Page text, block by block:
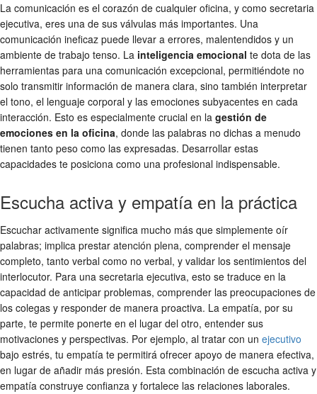
La comunicación es el corazón de cualquier oficina, y como secretaria
ejecutiva, eres una de sus válvulas más importantes. Una
comunicación ineficaz puede llevar a errores, malentendidos y un
ambiente de trabajo tenso. La inteligencia emocional te dota de las
herramientas para una comunicación excepcional, permitiéndote no
solo transmitir información de manera clara, sino también interpretar
el tono, el lenguaje corporal y las emociones subyacentes en cada
interacción. Esto es especialmente crucial en la gestión de
emociones en la oficina, donde las palabras no dichas a menudo
tienen tanto peso como las expresadas. Desarrollar estas
capacidades te posiciona como una profesional indispensable.
Escucha activa y empatía en la práctica
Escuchar activamente significa mucho más que simplemente oír
palabras; implica prestar atención plena, comprender el mensaje
completo, tanto verbal como no verbal, y validar los sentimientos del
interlocutor. Para una secretaria ejecutiva, esto se traduce en la
capacidad de anticipar problemas, comprender las preocupaciones de
los colegas y responder de manera proactiva. La empatía, por su
parte, te permite ponerte en el lugar del otro, entender sus
motivaciones y perspectivas. Por ejemplo, al tratar con un ejecutivo
bajo estrés, tu empatía te permitirá ofrecer apoyo de manera efectiva,
en lugar de añadir más presión. Esta combinación de escucha activa y
empatía construye confianza y fortalece las relaciones laborales.